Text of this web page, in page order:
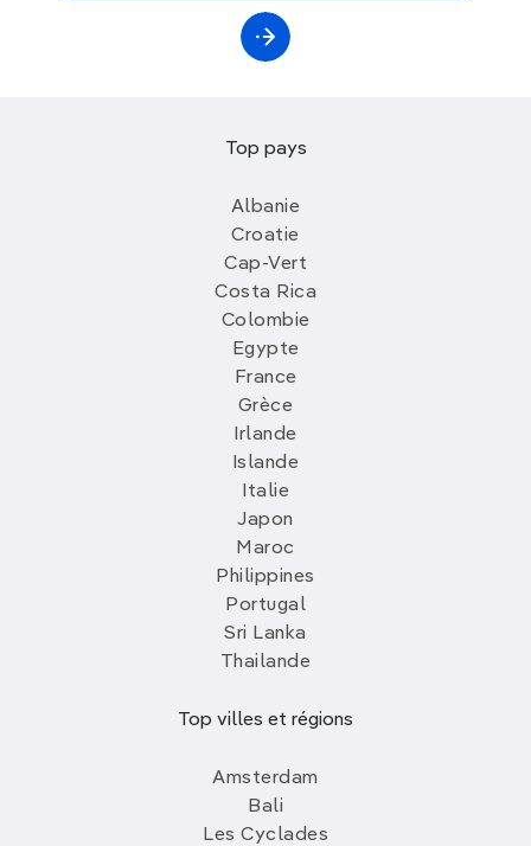
Top pays
Albanie
Croatie
Cap-Vert
Costa Rica
Colombie
Egypte
France
Grèce
Irlande
Islande
Italie
Japon
Maroc
Philippines
Portugal
Sri Lanka
Thailande
Top villes et régions
Amsterdam
Bali
Les Cyclades